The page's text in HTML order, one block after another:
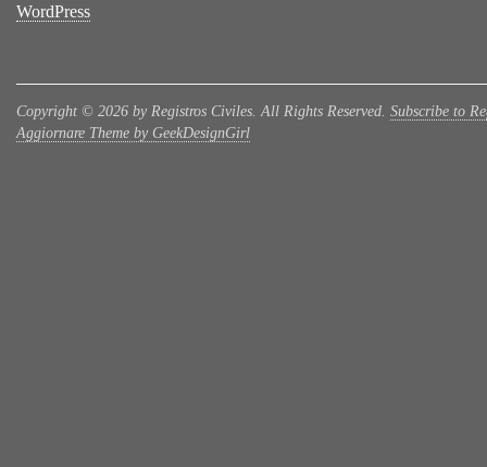
WordPress
Copyright © 2026 by Registros Civiles. All Rights Reserved. Subscribe to
Aggiornare Theme by GeekDesignGirl